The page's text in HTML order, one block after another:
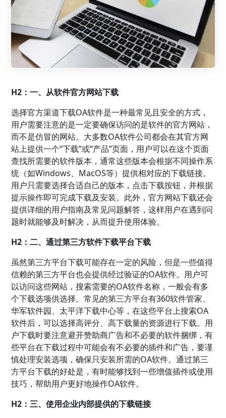
H2：一、从软件官方网站下载
选择官方渠道下载OA软件是一种最常见且安全的方式，
用户需要注意的是一定要确保访问的是软件的官方网站，
而不是仿冒的网站。大多数OA软件公司都会在其官方网
站上提供一个“下载”或“产品”页面，用户可以在这个页面
查找所需要的软件版本，通常这些版本会根据不同操作系
统（如Windows、MacOS等）提供相对应的下载链接。
用户只需要选择合适自己的版本，点击下载按钮，并根据
提示操作即可完成下载及安装。此外，官方网站下载还会
提供详细的用户指南及常见问题解答，这样用户在遇到问
题时就能够及时解决，从而提升使用体验。
H2：二、通过第三方软件下载平台下载
虽然第三方平台下载可能存在一定的风险，但是一些值得
信赖的第三方平台也会提供经过验证的OA软件。用户可
以访问这些网站，搜索需要的OA软件名称，一般会有多
个下载选项供选择。常见的第三方平台有360软件管家、
华军软件园、太平洋下载中心等，在这些平台上搜索OA
软件后，可以选择高评分、高下载量的资源进行下载。用
户下载时要注意避开赞助商广告和不必要的软件捆绑，有
些平台在下载过程中可能会有不必要的插件和广告，要谨
慎处理安装选项，确保只安装所需的OA软件。通过第三
方平台下载的好处是，有时能够找到一些增值插件或使用
技巧，帮助用户更好地操作OA软件。
H2：三、使用企业内部提供的下载链接